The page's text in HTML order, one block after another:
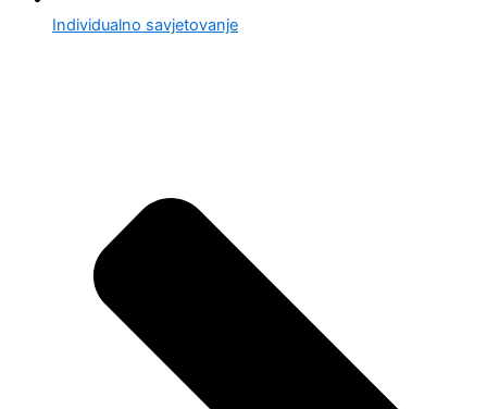
Individualno savjetovanje